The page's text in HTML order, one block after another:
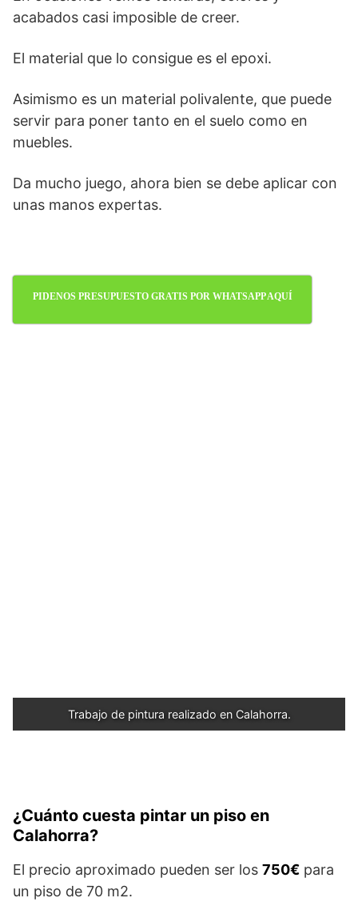
acabados casi imposible de creer.
El material que lo consigue es el epoxi.
Asimismo es un material polivalente, que puede
servir para poner tanto en el suelo como en
muebles.
Da mucho juego, ahora bien se debe aplicar con
unas manos expertas.
PIDENOS PRESUPUESTO GRATIS POR WHATSAPP AQUÍ
Trabajo de pintura realizado en Calahorra.
¿Cuánto cuesta pintar un piso en
Calahorra?
El precio aproximado pueden ser los 750€ para
un piso de 70 m2.